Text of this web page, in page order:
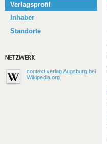
Verlagsprofil
Inhaber
Standorte
context verlag Augsburg bei
Wikipedia.org